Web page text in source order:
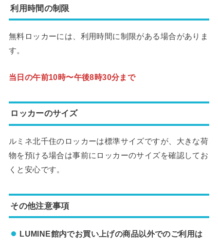
利用時間の制限
無料ロッカーには、利用時間に制限がある場合がありま
す。
当日の午前10時〜午後8時30分まで
ロッカーのサイズ
ルミネ北千住のロッカーは標準サイズですが、大きな荷
物を預ける場合は事前にロッカーのサイズを確認してお
くと安心です。
その他注意事項
LUMINE館内でお買い上げの商品以外でのご利用は